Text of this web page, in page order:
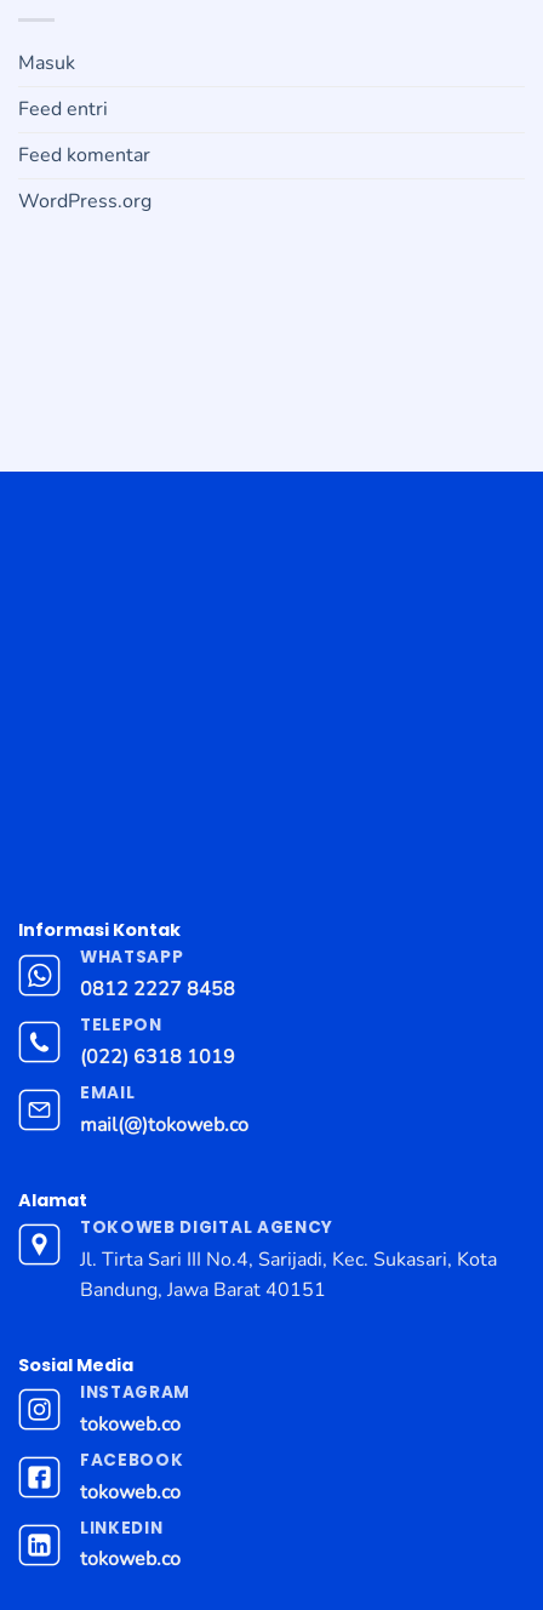
Masuk
Feed entri
Feed komentar
WordPress.org
Informasi Kontak
WHATSAPP
0812 2227 8458
TELEPON
(022) 6318 1019
EMAIL
mail(@)tokoweb.co
Alamat
TOKOWEB DIGITAL AGENCY
Jl. Tirta Sari III No.4, Sarijadi, Kec. Sukasari, Kota
Bandung, Jawa Barat 40151
Sosial Media
INSTAGRAM
tokoweb.co
FACEBOOK
tokoweb.co
LINKEDIN
tokoweb.co